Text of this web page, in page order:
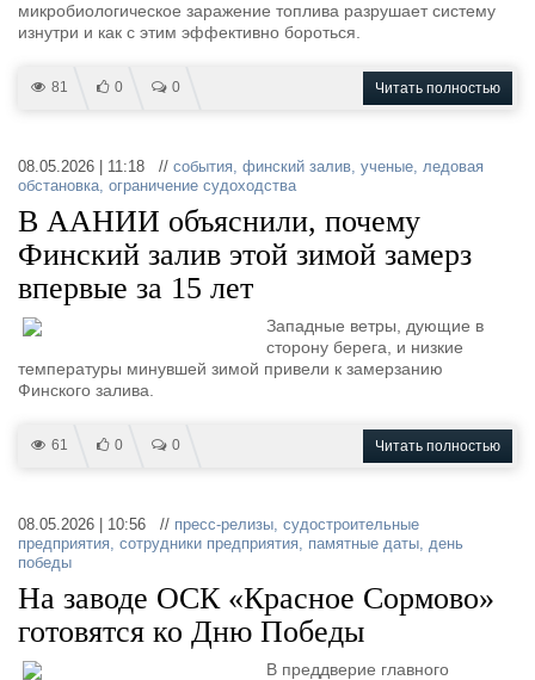
микробиологическое заражение топлива разрушает систему
изнутри и как с этим эффективно бороться.
81 0 0 Читать полностью
08.05.2026 | 11:18 // события, финский залив, ученые, ледовая
обстановка, ограничение судоходства
В ААНИИ объяснили, почему
Финский залив этой зимой замерз
впервые за 15 лет
Западные ветры, дующие в
сторону берега, и низкие
температуры минувшей зимой привели к замерзанию
Финского залива.
61 0 0 Читать полностью
08.05.2026 | 10:56 // пресс-релизы, судостроительные
предприятия, сотрудники предприятия, памятные даты, день
победы
На заводе ОСК «Красное Сормово»
готовятся ко Дню Победы
В преддверие главного